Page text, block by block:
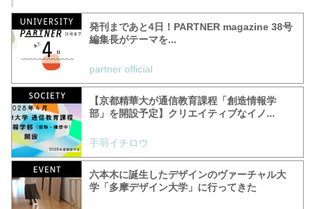
発刊まであと4日！PARTNER magazine 38号
編集長がテーマを...
partner official
【京都精華大が通信教育課程「創造情報学
部」を開設予定】クリエイティブなイノ...
手羽イチロウ
六本木に誕生したデザインのヴァーチャル大
学「多摩デザイン大学」に行ってきた